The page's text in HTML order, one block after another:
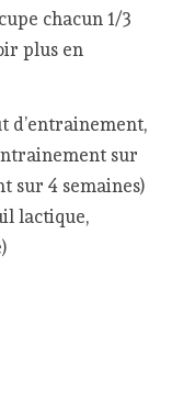
chacun 1/3
plus en
d’entrainement,
sur
sur 4 semaines)
lactique,